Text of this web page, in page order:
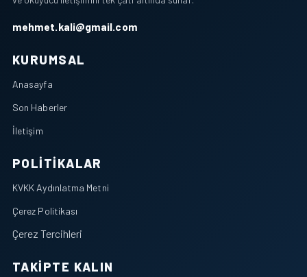
mehmet.kali@gmail.com
KURUMSAL
Anasayfa
Son Haberler
İletişim
POLITIKALAR
KVKK Aydınlatma Metni
Çerez Politikası
Çerez Tercihleri
TAKIPTE KALIN